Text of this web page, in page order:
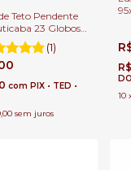
Teto Pendente
23 Globos
de Jantar e
(1)
com PIX • TED •
sem juros
10